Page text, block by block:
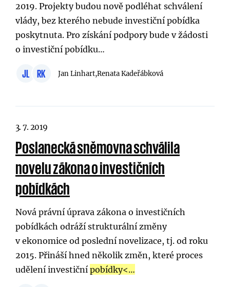
2019. Projekty budou nově podléhat schválení
vlády, bez kterého nebude investiční pobídka
poskytnuta. Pro získání podpory bude v žádosti
o investiční pobídku…
JL RK Jan Linhart,Renata Kadeřábková
3. 7. 2019
Poslanecká sněmovna schválila
novelu zákona o investičních
pobídkách
Nová právní úprava zákona o investičních
pobídkách odráží strukturální změny
v ekonomice od poslední novelizace, tj. od roku
2015. Přináší hned několik změn, které proces
udělení investičnípobídky<…